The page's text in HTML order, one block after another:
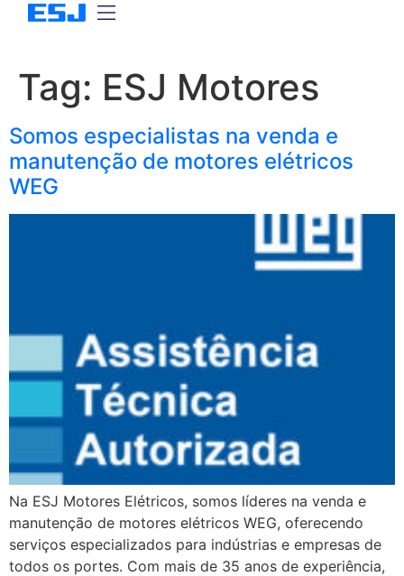
Tag: ESJ Motores
Somos especialistas na venda e
manutenção de motores elétricos
WEG
Na ESJ Motores Elétricos, somos líderes na venda e
manutenção de motores elétricos WEG, oferecendo
serviços especializados para indústrias e empresas de
todos os portes. Com mais de 35 anos de experiência,